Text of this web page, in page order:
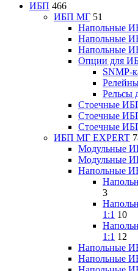
ИБП 466
ИБП МГ 51
Напольные
Напольные
Напольные
Опции для
SNMP-
Рельсы
Стоечные
Стоечные
Стоечные
ИБП МГ EXPERT
Модульные
Модульные
Напольные
3
1:1 10
1:1 12
Напольные
Напольные